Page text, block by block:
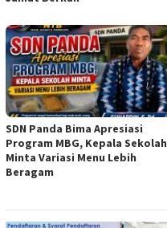
SDN Panda Bima Apresiasi
Program MBG, Kepala Sekolah
Minta Variasi Menu Lebih
Beragam